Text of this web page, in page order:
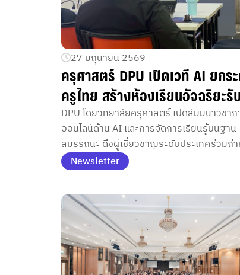
27 มิถุนายน 2569
ครุศาสตร์ DPU เปิดเวที AI ยกร
ครูไทย สร้างห้องเรียนอัจฉริยะรั
ศึกษาแห่งอนาคต
DPU โดยวิทยาลัยครุศาสตร์ เปิดสัมมนาวิชาก
ออนไลน์ด้าน AI และการจัดการเรียนรู้บนฐาน
สมรรถนะ ดึงผู้เชี่ยวชาญระดับประเทศร่วมถ่
องค์ความรู้ พร้อมยกระดับศักยภาพครูและห้อง
แห่งอนาคต
Newsletter